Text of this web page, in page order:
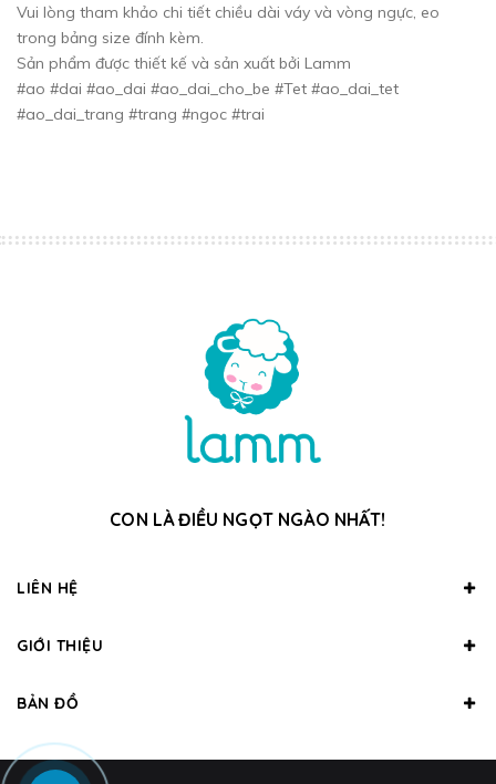
Vui lòng tham khảo chi tiết chiều dài váy và vòng ngực, eo
trong bảng size đính kèm.
Sản phẩm được thiết kế và sản xuất bởi Lamm
#ao #dai #ao_dai #ao_dai_cho_be #Tet #ao_dai_tet
#ao_dai_trang #trang #ngoc #trai
CON LÀ ĐIỀU NGỌT NGÀO NHẤT!
LIÊN HỆ
GIỚI THIỆU
BẢN ĐỒ